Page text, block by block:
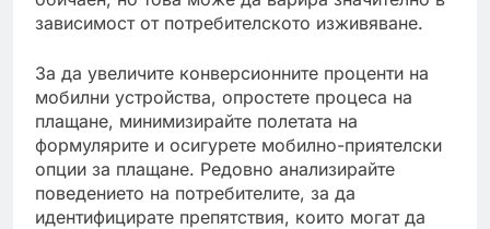
зависимост от потребителското изживяване.
За да увеличите конверсионните проценти на
мобилни устройства, опростете процеса на
плащане, минимизирайте полетата на
формулярите и осигурете мобилно-приятелски
опции за плащане. Редовно анализирайте
поведението на потребителите, за да
идентифицирате препятствия, които могат да